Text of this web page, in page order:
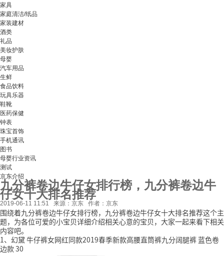
家具
家庭清洁/纸品
家装建材
酒类
礼品
美妆护肤
母婴
汽车用品
生鲜
食品饮料
玩具乐器
鞋靴
医药保健
钟表
珠宝首饰
手机通讯
图书
母婴行业资讯
测试
京东介绍
九分裤卷边牛仔女排行榜，九分裤卷边牛
仔女十大排名推荐
2019-06-11 11:51 来源：京东 作者：京东
围绕着九分裤卷边牛仔女排行榜，九分裤卷边牛仔女十大排名推荐这个主
题，为各位可爱的小宝贝详细介绍相关心意的宝贝，大家一起来看下相关
内容吧。
1、幻黛 牛仔裤女网红同款2019春季新款高腰直筒裤九分阔腿裤 蓝色卷
边款 30